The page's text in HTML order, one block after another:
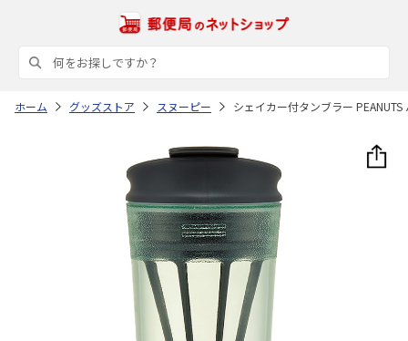
ホーム グッズストア スヌーピー シェイカー付タンブラー PEANUTS